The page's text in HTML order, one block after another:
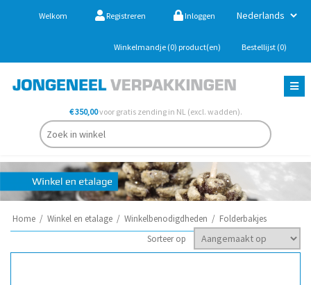
Welkom Registreren Inloggen
Winkelmandje (0) product(en) Bestellijst (0)
€ 350,00voor gratis zending in NL (excl. wadden).
Home / Winkel en etalage / Winkelbenodigdheden / Folderbakjes
Sorteer op